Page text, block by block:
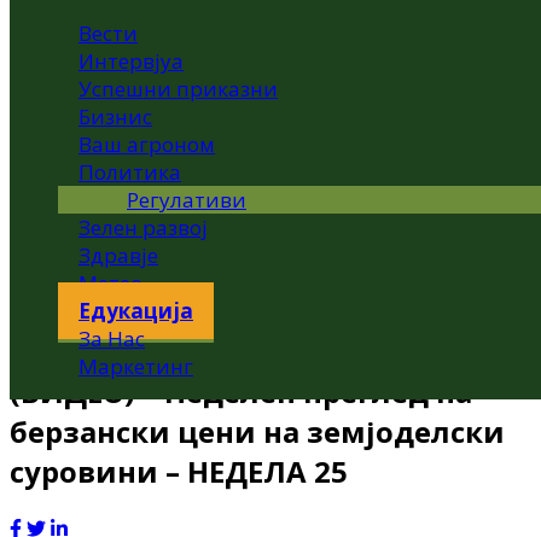
Вести
Интервјуа
Успешни приказни
Бизнис
Ваш агроном
Политика
Регулативи
Зелен развој
Здравје
Метео
Едукација
За Нас
Маркетинг
(ВИДЕО) – Неделен преглед на
берзански цени на земјоделски
суровини – НЕДЕЛА 25